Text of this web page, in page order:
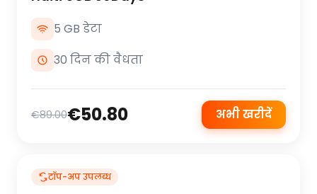
5 GB डेटा
30 दिन की वैधता
€89.00€50.80 अभी खरीदें
टॉप-अप उपलब्ध